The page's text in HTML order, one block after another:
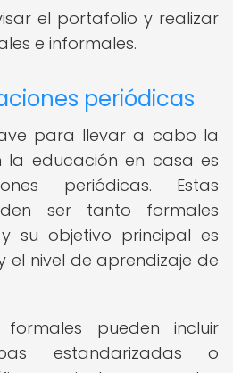
el portafolio y realizar
e informales.
periódicas
para llevar a cabo la
la educación en casa es
periódicas. Estas
ser tanto formales
su objetivo principal es
el nivel de aprendizaje de
formales pueden incluir
estandarizadas o